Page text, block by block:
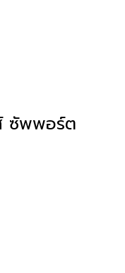
ซัพพอร์ต